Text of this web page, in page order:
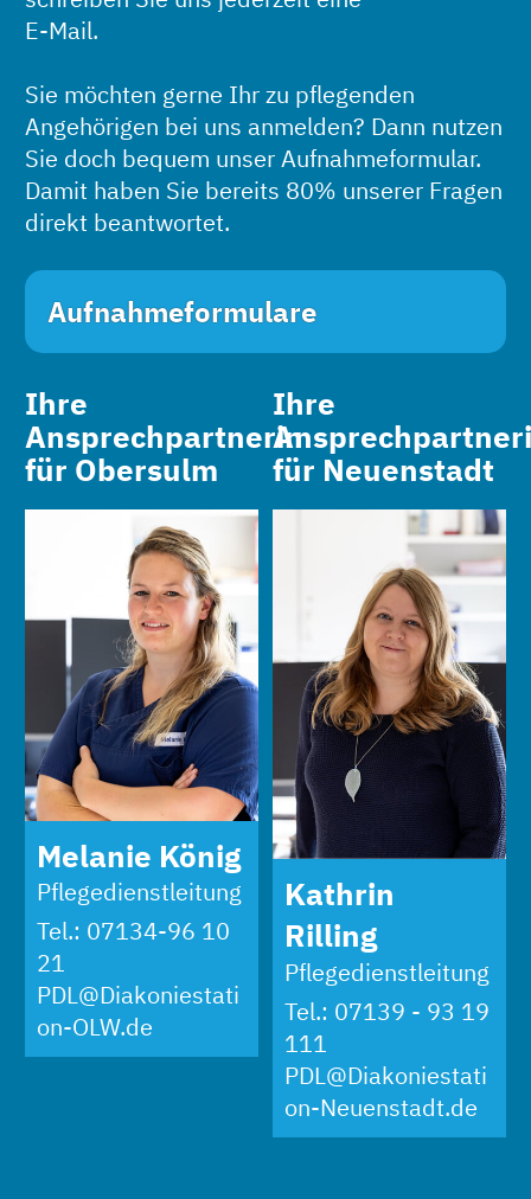
E-Mail.
Sie möchten gerne Ihr zu pflegenden
Angehörigen bei uns anmelden? Dann nutzen
Sie doch bequem unser Aufnahmeformular.
Damit haben Sie bereits 80% unserer Fragen
direkt beantwortet.
Aufnahmeformulare
Ihre
Ansprechpartnerin
für Obersulm
Melanie König
Pflegedienstleitung
Tel.: 07134-96 10
21
PDL@Diakoniestati
on-OLW.de
Ihre
für Neuenstadt
Kathrin
Rilling
Pflegedienstleitung
Tel.: 07139 - 93 19
111
PDL@Diakoniestati
on-Neuenstadt.de